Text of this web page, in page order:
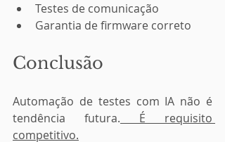
Testes de comunicação
Garantia de firmware correto
Conclusão
Automação de testes com IA não é
tendência futura. É requisito
competitivo.